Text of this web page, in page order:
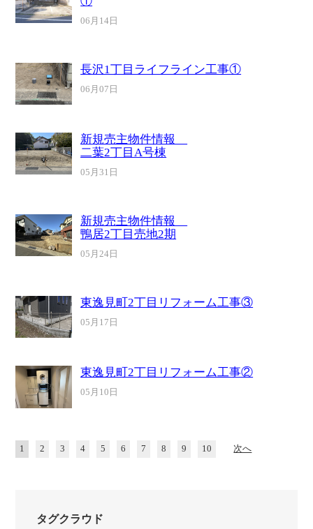
06月14日
長沢1丁目ライフライン工事①
06月07日
新規売主物件情報
二葉2丁目A号棟
05月31日
新規売主物件情報
鴨居2丁目売地2期
05月24日
東逸見町2丁目リフォーム工事③
05月17日
東逸見町2丁目リフォーム工事②
05月10日
1 2 3 4 5 6 7 8 9 10 次へ
タグクラウド